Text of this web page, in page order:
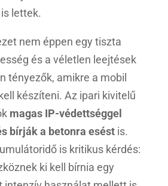
lettek.
nem éppen egy tiszta
és a véletlen leejtések
tényezők, amikre a mobil
készíteni. Az ipari kivitelű
magas IP-védettséggel
bírják a betonra eséstis.
is kritikus kérdés:
ki kell bírnia egy